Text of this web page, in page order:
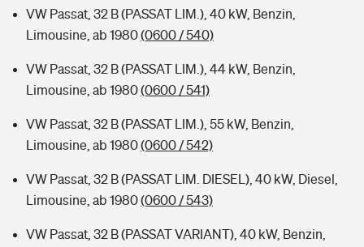
VW Passat, 32 B (PASSAT LIM.), 40 kW, Benzin,
Limousine, ab 1980(0600 / 540)
VW Passat, 32 B (PASSAT LIM.), 44 kW, Benzin,
Limousine, ab 1980(0600 / 541)
VW Passat, 32 B (PASSAT LIM.), 55 kW, Benzin,
Limousine, ab 1980(0600 / 542)
VW Passat, 32 B (PASSAT LIM. DIESEL), 40 kW, Diesel,
Limousine, ab 1980(0600 / 543)
VW Passat, 32 B (PASSAT VARIANT), 40 kW, Benzin,